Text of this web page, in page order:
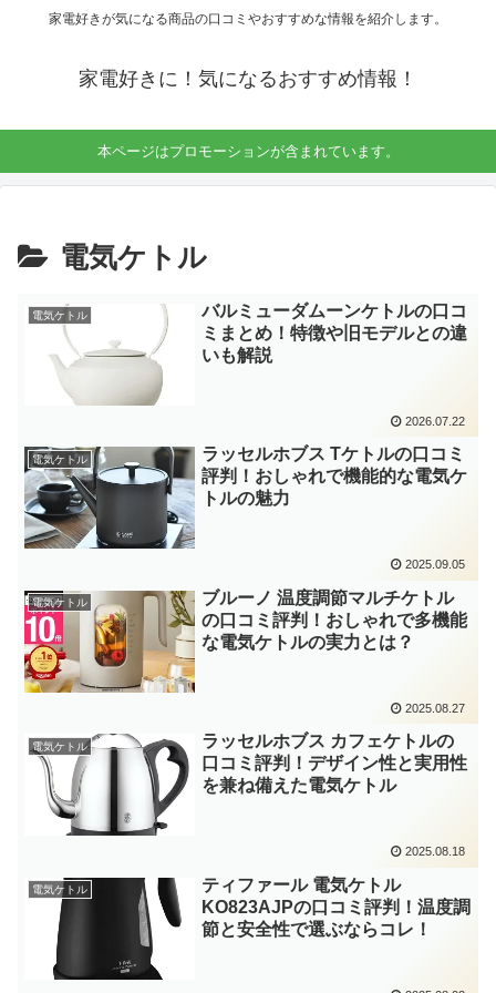
家電好きが気になる商品の口コミやおすすめな情報を紹介します。
家電好きに！気になるおすすめ情報！
本ページはプロモーションが含まれています。
電気ケトル
電気ケトル
バルミューダムーンケトルの口コ
ミまとめ！特徴や旧モデルとの違
いも解説
2026.07.22
電気ケトル
ラッセルホブス Tケトルの口コミ
評判！おしゃれで機能的な電気ケ
トルの魅力
2025.09.05
電気ケトル
ブルーノ 温度調節マルチケトル
の口コミ評判！おしゃれで多機能
な電気ケトルの実力とは？
2025.08.27
電気ケトル
ラッセルホブス カフェケトルの
口コミ評判！デザイン性と実用性
を兼ね備えた電気ケトル
2025.08.18
電気ケトル
ティファール 電気ケトル
KO823AJPの口コミ評判！温度調
節と安全性で選ぶならコレ！